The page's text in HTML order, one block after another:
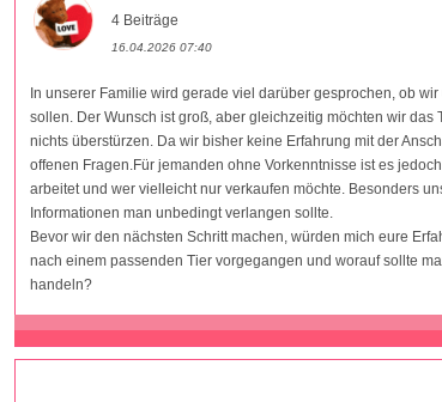
4 Beiträge
16.04.2026 07:40
In unserer Familie wird gerade viel darüber gesprochen, ob
sollen. Der Wunsch ist groß, aber gleichzeitig möchten wir
nichts überstürzen. Da wir bisher keine Erfahrung mit der
offenen Fragen.Für jemanden ohne Vorkenntnisse ist es
arbeitet und wer vielleicht nur verkaufen möchte. Besonders
Informationen man unbedingt verlangen sollte.
Bevor wir den nächsten Schritt machen, würden mich eure
nach einem passenden Tier vorgegangen und worauf sollte
handeln?